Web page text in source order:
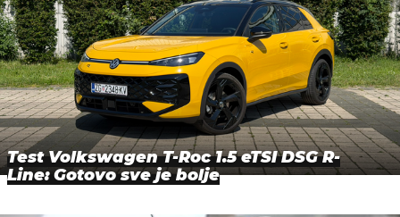
Test Volkswagen T-Roc 1.5 eTSI DSG R-
Line: Gotovo sve je bolje